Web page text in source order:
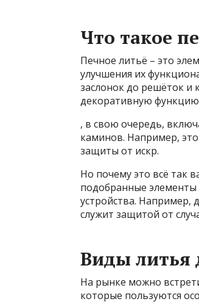
Что такое
Печное литьё – это
улучшения их
заслонок до решёток и
декоративную
, в свою очередь,
каминов. Например,
защиты от искр.
Но почему это всё так
подобранные элементы
устройства. Например,
служит защитой от
Виды литья
На рынке можно
которые пользуются